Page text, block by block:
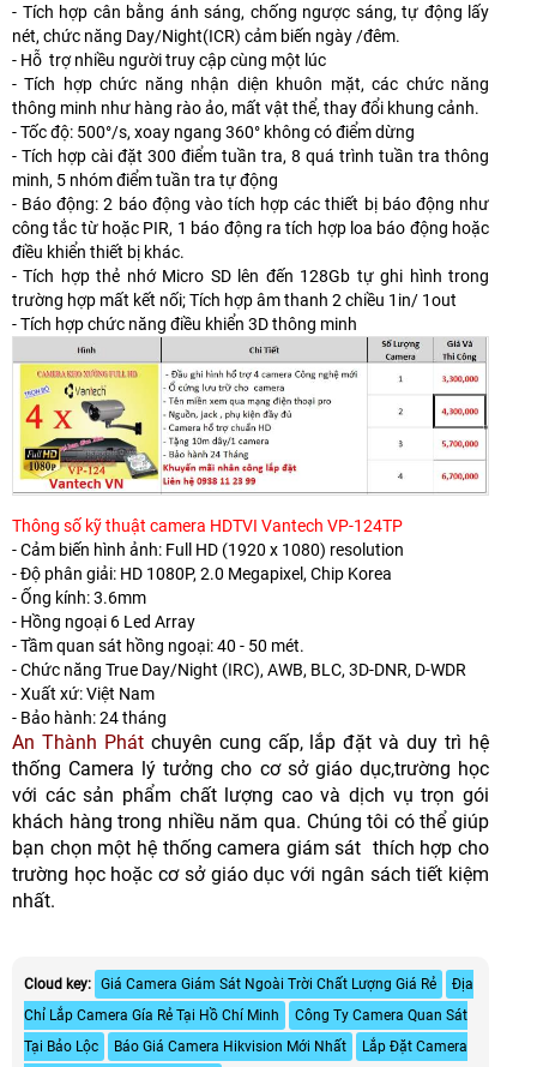
- Tích hợp cân bằng ánh sáng, chống ngược sáng, tự động lấy
nét, chức năng Day/Night(ICR) cảm biến ngày /đêm.
- Hỗ trợ nhiều người truy cập cùng một lúc
- Tích hợp chức năng nhận diện khuôn mặt, các chức năng
thông minh như hàng rào ảo, mất vật thể, thay đổi khung cảnh.
- Tốc độ: 500°/s, xoay ngang 360° không có điểm dừng
- Tích hợp cài đặt 300 điểm tuần tra, 8 quá trình tuần tra thông
minh, 5 nhóm điểm tuần tra tự động
- Báo động: 2 báo động vào tích hợp các thiết bị báo động như
công tắc từ hoặc PIR, 1 báo động ra tích hợp loa báo động hoặc
điều khiển thiết bị khác.
- Tích hợp thẻ nhớ Micro SD lên đến 128Gb tự ghi hình trong
trường hợp mất kết nối; Tích hợp âm thanh 2 chiều 1in/ 1out
- Tích hợp chức năng điều khiển 3D thông minh
Thông số kỹ thuật camera HDTVI Vantech VP-124TP
- Cảm biến hình ảnh: Full HD (1920 x 1080) resolution
- Độ phân giải: HD 1080P, 2.0 Megapixel, Chip Korea
- Ống kính: 3.6mm
- Hồng ngoại 6 Led Array
- Tầm quan sát hồng ngoại: 40 - 50 mét.
- Chức năng True Day/Night (IRC), AWB, BLC, 3D-DNR, D-WDR
- Xuất xứ: Việt Nam
- Bảo hành: 24 tháng
An Thành Phátchuyên cung cấp, lắp đặt và duy trì hệ
thống Camera lý tưởng cho cơ sở giáo dục,trường học
với các sản phẩm chất lượng cao và dịch vụ trọn gói
khách hàng trong nhiều năm qua. Chúng tôi có thể giúp
bạn chọn một hệ thống camera giám sát thích hợp cho
trường học hoặc cơ sở giáo dục với ngân sách tiết kiệm
nhất.
Cloud key: Giá Camera Giám Sát Ngoài Trời Chất Lượng Giá Rẻ
Địa
Chỉ Lắp Camera Gía Rẻ Tại Hồ Chí Minh
Công Ty Camera Quan Sát
Tại Bảo Lộc
Báo Giá Camera Hikvision Mới Nhất Lắp Đặt Camera